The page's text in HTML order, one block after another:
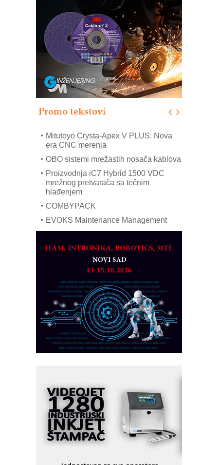
Promo tekstovi
Automatizacija pakovanja · Display
(Shelf-Ready) omotnice
Potpuna efikasnost bez složenih
sistema
Trajna oznaka kao dugoročna korist
Bezbednost na prvom mestu!
IB BLUMENAUER - više od 40 godina
poverenja u industriji
Art Utopia Studio – vizuelne priče
Mitutoyo Crysta-Apex V PLUS: Nova
era CNC merenja
OBO sistemi mrežastih nosača kablova
Proizvodnja iC7 Hybrid 1500 VDC
mrežnog pretvarača sa tečnim
hlađenjem
COMBYPACK
EVOKS Maintenance Management
na viši nivo
Detekcija različitih oblika
MAREX - Lim i mašine za savremena
rešenja
Marcom-plast d.o.o.- vaš pouzdan
partner
CTO - Prilagodite svoju toplinsku
obradu!
Razvoj asortimanskog pravca MINI-
PLC AKYTEC
MOTOMAN – NEXT-Robotika vođena
veštačkom inteligencijom
I.SAFE MOBILE revolucioniše
industrijsku automatizaciju
pionirskimmobile operator PANEL-OM
Fleksibilno stezanje i brzo